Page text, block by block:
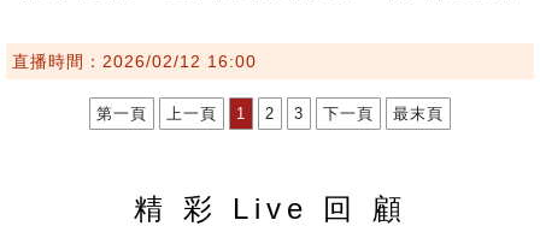
直播時間：2026/02/12 16:00
第一頁 上一頁 1 2 3 下一頁 最末頁
精 彩 Live 回 顧